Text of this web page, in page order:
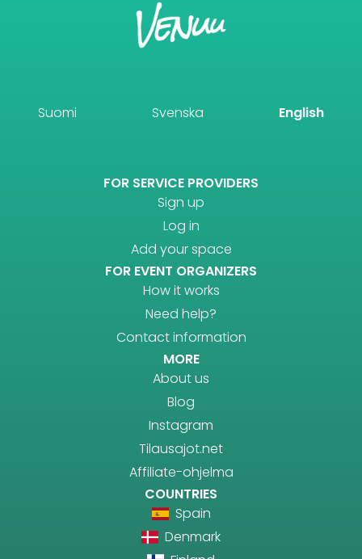
Suomi Svenska English
FOR SERVICE PROVIDERS
Sign up
Log in
Add your space
FOR EVENT ORGANIZERS
How it works
Need help?
Contact information
MORE
About us
Blog
Instagram
Tilausajot.net
Affiliate-ohjelma
COUNTRIES
Spain
Denmark